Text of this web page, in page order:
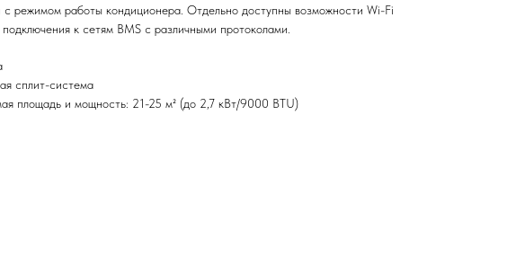
с режимом работы кондиционера. Отдельно доступны возможности Wi-Fi
к сетям BMS с различными протоколами.
сплит-система
площадь и мощность: 21-25 м² (до 2,7 кВт/9000 BTU)